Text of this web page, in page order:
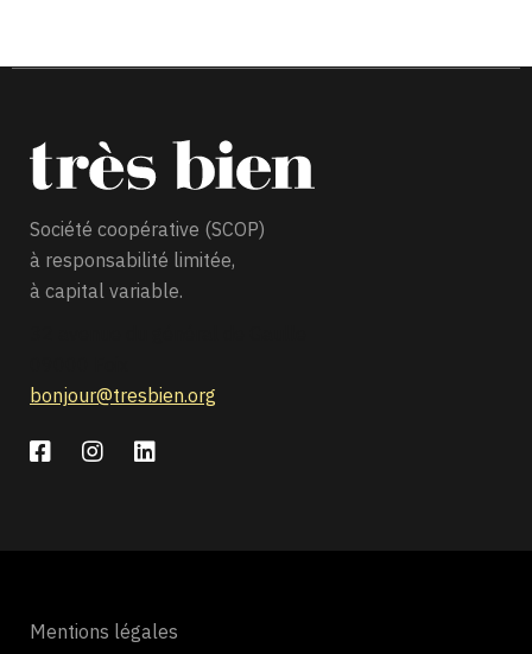
Société coopérative (SCOP)
à responsabilité limitée,
à capital variable.
bonjour@tresbien.org
Mentions légales